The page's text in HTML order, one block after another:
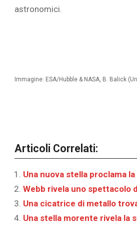
astronomici.
Immagine: ESA/Hubble & NASA, B. Balick
Articoli Correlati:
Una nuova stella proclama
Webb rivela uno spettacolo
Una cicatrice di metallo
Una stella morente rivela la